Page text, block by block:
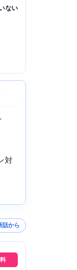
ない
対
話から